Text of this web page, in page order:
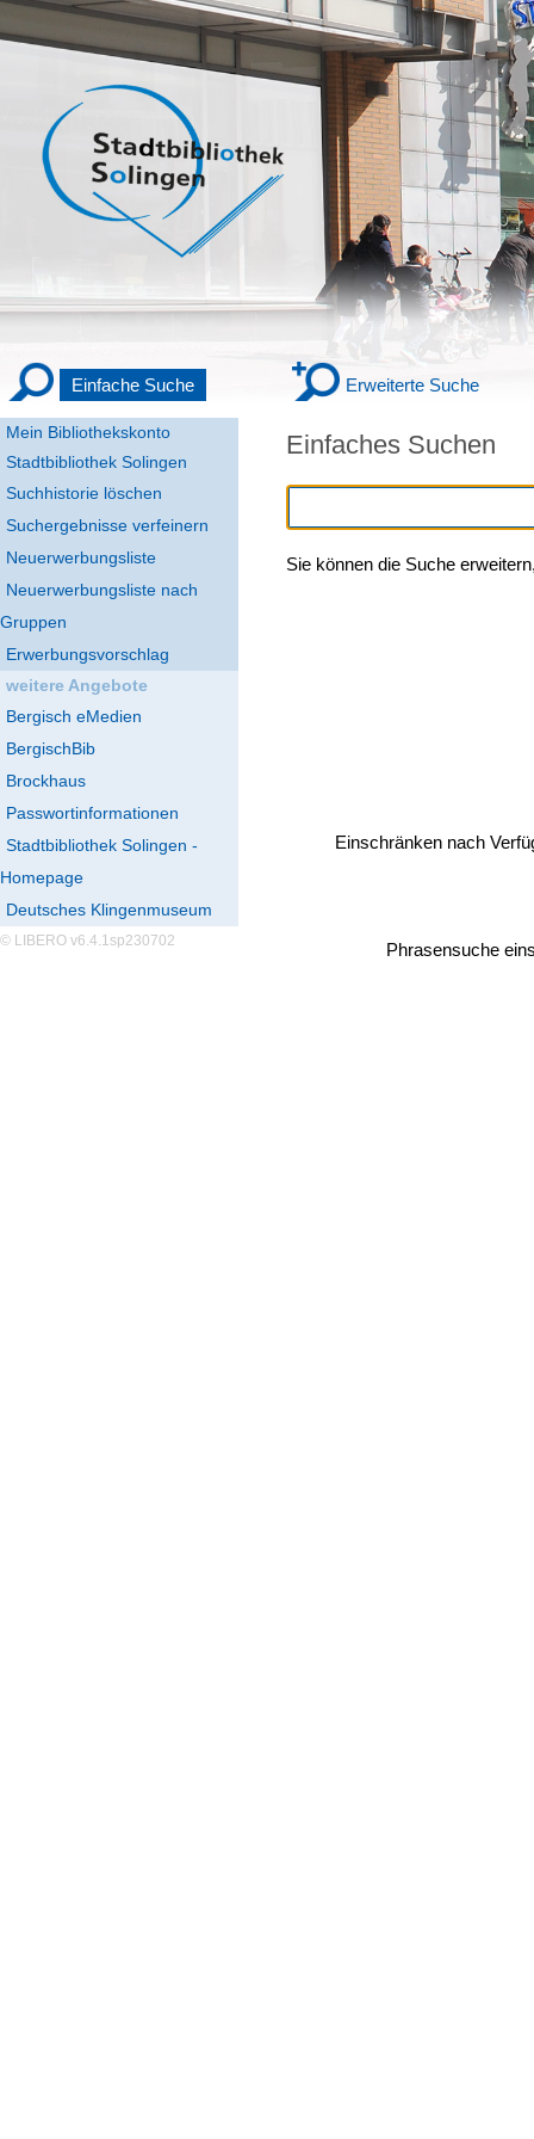
Mein Bibliothekskonto
Stadtbibliothek Solingen
Einfache Suche Erweiterte Suche
Suchhistorie löschen
Suchergebnisse verfeinern
Neuerwerbungsliste
Neuerwerbungsliste nach
Gruppen
Erwerbungsvorschlag
weitere Angebote
Bergisch eMedien
BergischBib
Brockhaus
Passwortinformationen
Stadtbibliothek Solingen -
Homepage
Deutsches Klingenmuseum
© LIBERO v6.4.1sp230702
Einfaches Suchen
Sie können die Suche
Phrasensuche
Einschränken nach